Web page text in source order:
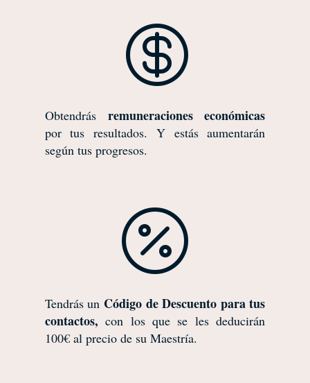

Obtendrás remuneraciones económicas
por tus resultados. Y estás aumentarán
según tus progresos.

Tendrás un Código de Descuento para tus
contactos,con los que se les deducirán
100€ al precio de su Maestría.